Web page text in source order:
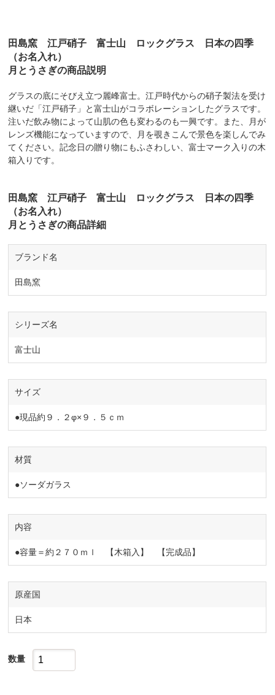
田島窯 江戸硝子 富士山 ロックグラス 日本の四季
（お名入れ）
月とうさぎの商品説明
グラスの底にそびえ立つ麗峰富士。江戸時代からの硝子製法を受け
継いだ「江戸硝子」と富士山がコラボレーションしたグラスです。
注いだ飲み物によって山肌の色も変わるのも一興です。また、月が
レンズ機能になっていますので、月を覗きこんで景色を楽しんでみ
てください。記念日の贈り物にもふさわしい、富士マーク入りの木
箱入りです。
田島窯 江戸硝子 富士山 ロックグラス 日本の四季
（お名入れ）
月とうさぎの商品詳細
ブランド名
田島窯
シリーズ名
富士山
サイズ
●現品約９．２φ×９．５ｃｍ
材質
●ソーダガラス
内容
●容量＝約２７０ｍｌ 【木箱入】 【完成品】
原産国
日本
数量